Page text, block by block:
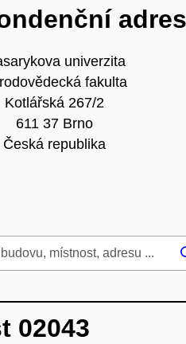
univerzita
fakulta
Kotlářská 267/2
611 37 Brno
Česká republika
02043